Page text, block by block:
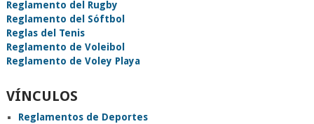
Reglamento del Rugby
Reglamento del Sóftbol
Reglas del Tenis
Reglamento de Voleibol
Reglamento de Voley Playa
VÍNCULOS
Reglamentos de Deportes